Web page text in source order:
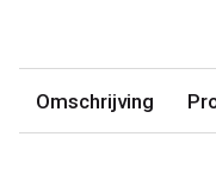
Omschrijving